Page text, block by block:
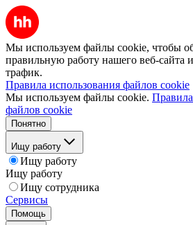
Мы используем файлы cookie, чтобы
правильную работу нашего веб-сайта
трафик.
Правила использования файлов cookie
Мы используем файлы cookie.
файлов cookie
Понятно
Ищу работу
Ищу работу
Ищу работу
Ищу сотрудника
Сервисы
Помощь